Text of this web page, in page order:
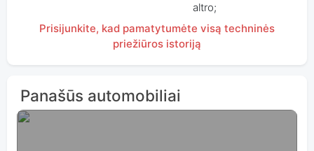
altro;
Prisijunkite, kad pamatytumėte visą techninės
priežiūros istoriją
Panašūs automobiliai